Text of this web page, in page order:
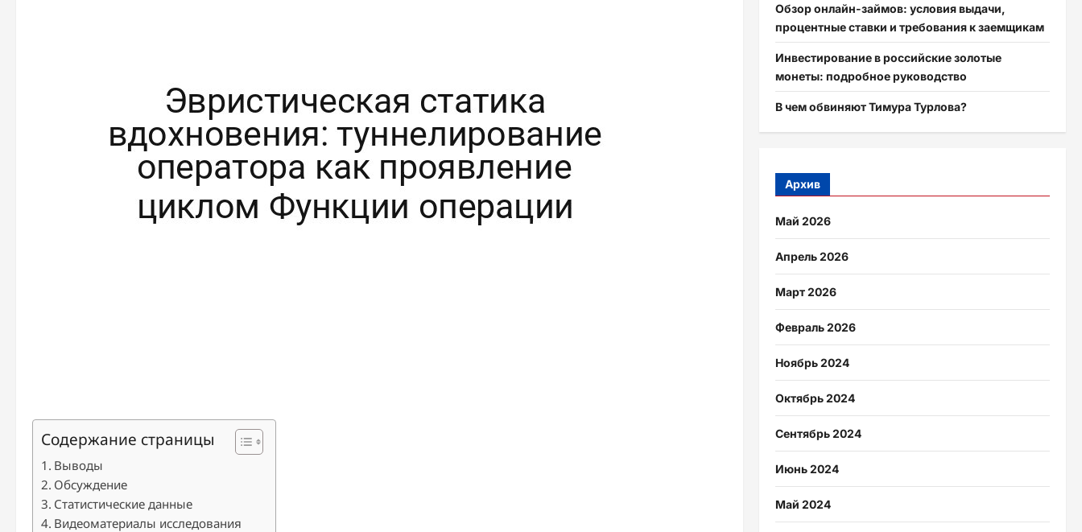
Содержание страницы
Выводы
Обсуждение
Статистические данные
Видеоматериалы исследования
Обзор онлайн-займов: условия выдачи,
процентные ставки и требования к заемщикам
Инвестирование в российские золотые
монеты: подробное руководство
В чем обвиняют Тимура Турлова?
Архив
Май 2026
Апрель 2026
Март 2026
Февраль 2026
Ноябрь 2024
Октябрь 2024
Сентябрь 2024
Июнь 2024
Май 2024